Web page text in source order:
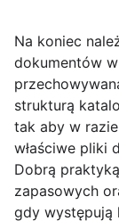
Na koniec
dokumentów
strukturą
tak aby w
właściwe pliki
Dobrą
zapasowych
gdy występują